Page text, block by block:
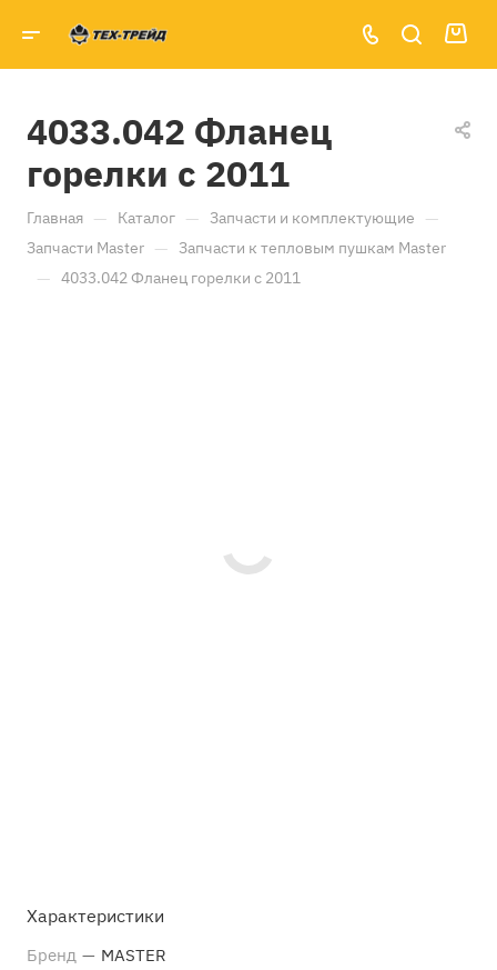
4033.042 Фланец
горелки с 2011
Главная — Каталог — Запчасти и комплектующие —
Запчасти Master — Запчасти к тепловым пушкам Master
— 4033.042 Фланец горелки с 2011
Характеристики
Бренд — MASTER